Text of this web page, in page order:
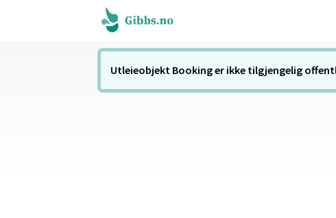
Utleieobjekt Booking er ikke tilgjengelig